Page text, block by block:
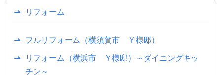
リフォーム
フルリフォーム（横須賀市 Ｙ様邸）
リフォーム（横浜市 Ｙ様邸）～ダイニングキッ
チン～